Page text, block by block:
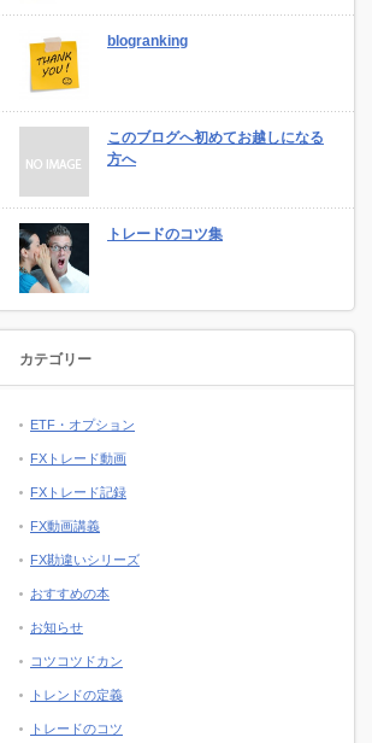
blogranking
このブログへ初めてお越しになる
方へ
トレードのコツ集
カテゴリー
ETF・オプション
FXトレード動画
FXトレード記録
FX動画講義
FX勘違いシリーズ
おすすめの本
お知らせ
コツコツドカン
トレンドの定義
トレードのコツ